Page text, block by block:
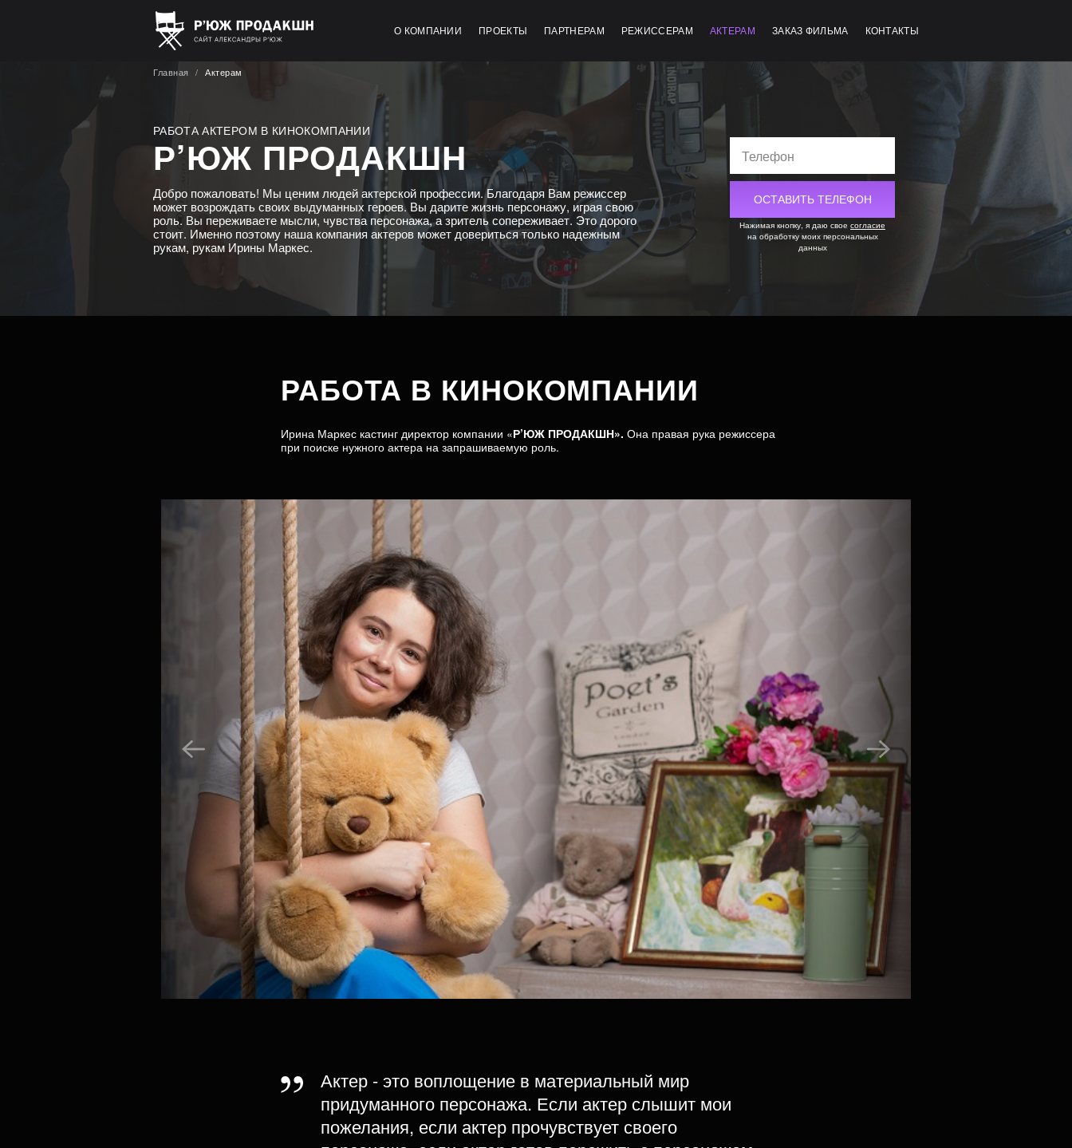
О КОМПАНИИ ПРОЕКТЫ ПАРТНЕРАМ РЕЖИССЕРАМ АКТЕРАМ ЗАКАЗ ФИЛЬМА КОНТАКТЫ
Главная Актерам
РАБОТА АКТЕРОМ В КИНОКОМПАНИИ
Р’ЮЖ ПРОДАКШН
Добро пожаловать! Мы ценим людей актерской профессии. Благодаря Вам режиссер
может возрождать своих выдуманных героев. Вы дарите жизнь персонажу, играя свою
роль. Вы переживаете мысли, чувства персонажа, а зритель сопереживает. Это дорого
стоит. Именно поэтому наша компания актеров может довериться только надежным
рукам, рукам Ирины Маркес.
Нажимая кнопку, я даю свое согласие
на обработку моих персональных
данных
РАБОТА В КИНОКОМПАНИИ
Ирина Маркес кастинг директор компании «Р’ЮЖ ПРОДАКШН». Она правая рука режиссера
при поиске нужного актера на запрашиваемую роль.
Актер - это воплощение в материальный мир
придуманного персонажа. Если актер слышит мои
пожелания, если актер прочувствует своего